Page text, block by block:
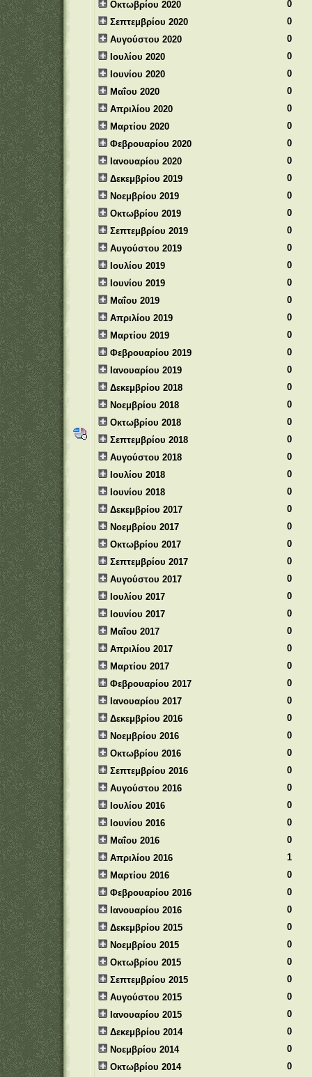
Οκτωβρίου 2020
0
Σεπτεμβρίου 2020
0
Αυγούστου 2020
0
Ιουλίου 2020
0
Ιουνίου 2020
0
Μαΐου 2020
0
Απριλίου 2020
0
Μαρτίου 2020
0
Φεβρουαρίου 2020
0
Ιανουαρίου 2020
0
Δεκεμβρίου 2019
0
Νοεμβρίου 2019
0
Οκτωβρίου 2019
0
Σεπτεμβρίου 2019
0
Αυγούστου 2019
0
Ιουλίου 2019
0
Ιουνίου 2019
0
Μαΐου 2019
0
Απριλίου 2019
0
Μαρτίου 2019
0
Φεβρουαρίου 2019
0
Ιανουαρίου 2019
0
Δεκεμβρίου 2018
0
Νοεμβρίου 2018
0
Οκτωβρίου 2018
0
Σεπτεμβρίου 2018
0
Αυγούστου 2018
0
Ιουλίου 2018
0
Ιουνίου 2018
0
Δεκεμβρίου 2017
0
Νοεμβρίου 2017
0
Οκτωβρίου 2017
0
Σεπτεμβρίου 2017
0
Αυγούστου 2017
0
Ιουλίου 2017
0
Ιουνίου 2017
0
Μαΐου 2017
0
Απριλίου 2017
0
Μαρτίου 2017
0
Φεβρουαρίου 2017
0
Ιανουαρίου 2017
0
Δεκεμβρίου 2016
0
Νοεμβρίου 2016
0
Οκτωβρίου 2016
0
Σεπτεμβρίου 2016
0
Αυγούστου 2016
0
Ιουλίου 2016
0
Ιουνίου 2016
0
Μαΐου 2016
0
Απριλίου 2016
1
Μαρτίου 2016
0
Φεβρουαρίου 2016
0
Ιανουαρίου 2016
0
Δεκεμβρίου 2015
0
Νοεμβρίου 2015
0
Οκτωβρίου 2015
0
Σεπτεμβρίου 2015
0
Αυγούστου 2015
0
Ιανουαρίου 2015
0
Δεκεμβρίου 2014
0
Νοεμβρίου 2014
0
Οκτωβρίου 2014
0